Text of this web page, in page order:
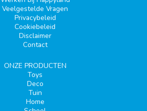
Veelgestelde Vragen
Privacybeleid
Cookiebeleid
Disclaimer
Contact
ONZE PRODUCTEN
Toys
Deco
Tuin
Home